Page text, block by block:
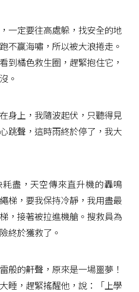
一定要往高處躲，找安全的地
不贏海嘯，所以被大浪捲走。
到橘色救生圈，趕緊抱住它，
。
身上，我隨波起伏，只聽得見
跳聲，這時雨終於停了，我大
盡，天空傳來直升機的轟鳴
梯，要我保持冷靜，我用盡最
，接著被拉進機艙。搜救員為
終於獲救了。
般的鼾聲，原來是一場噩夢！
睡，趕緊搖醒他，說：「上學